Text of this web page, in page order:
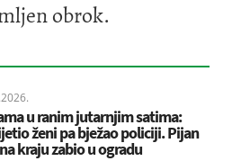
obrok.
u ranim jutarnjim satima:
ženi pa bježao policiji. Pijan
kraju zabio u ogradu